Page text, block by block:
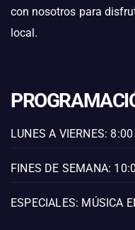
con nosotros para
local.
LUNES A VIERNES:
FINES DE SEMANA:
ESPECIALES: MÚSICA